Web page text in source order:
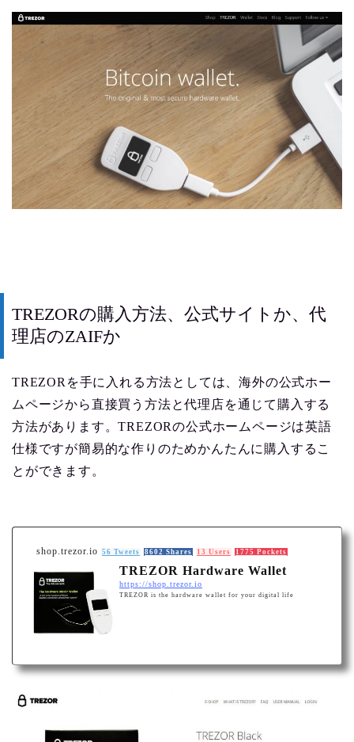
TREZORの購入方法、公式サイトか、代
理店のZAIFか
TREZORを手に入れる方法としては、海外の公式ホー
ムページから直接買う方法と代理店を通じて購入する
方法があります。TREZORの公式ホームページは英語
仕様ですが簡易的な作りのためかんたんに購入するこ
とができます。
shop.trezor.io 56 Tweets 8602 Shares 13 Users 1775 Pockets
TREZOR Hardware Wallet
https://shop.trezor.io
TREZOR is the hardware wallet for your digital life